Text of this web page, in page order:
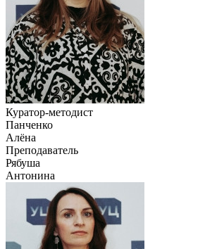
Куратор-методист
Панченко
Алёна
Преподаватель
Рябуша
Антонина